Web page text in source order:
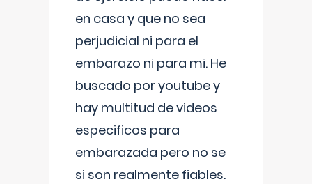
en casa y que no sea
perjudicial ni para el
embarazo ni para mi. He
buscado por youtube y
hay multitud de videos
especificos para
embarazada pero no se
si son realmente fiables.